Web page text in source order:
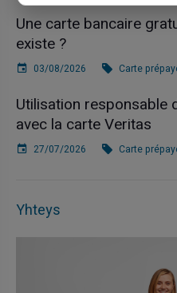
Une carte bancaire
existe ?
03/08/2026 Carte
Utilisation responsable
avec la carte Veritas
27/07/2026 Carte
Yhteys